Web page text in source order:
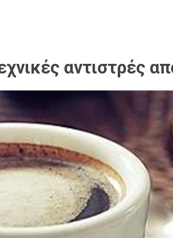
αντιστρές